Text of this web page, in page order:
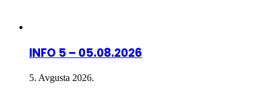
INFO 5 – 05.08.2026
5. Avgusta 2026.